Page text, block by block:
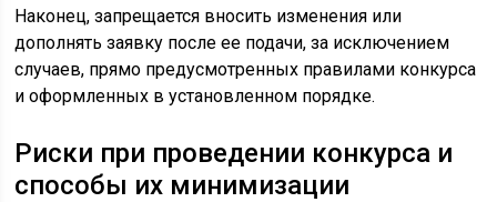
Наконец, запрещается вносить изменения или
дополнять заявку после ее подачи, за исключением
случаев, прямо предусмотренных правилами конкурса
и оформленных в установленном порядке.
Риски при проведении конкурса и
способы их минимизации